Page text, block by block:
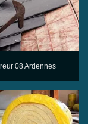
08 Ardennes